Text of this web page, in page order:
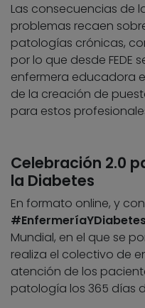
Las consecuencias de
problemas recaen
patologías crónicas,
por lo que desde FEDE
enfermera educadora
de la creación de
para estos
Celebración 2.0
la Diabetes
En formato online, y
Mundial, en el que se
realiza el colectivo de
atención de los
patología los 365 días